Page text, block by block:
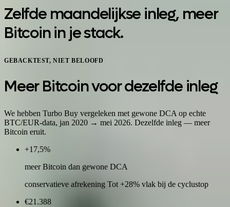
Zelfde maandelijkse inleg, meer
Bitcoin in je stack.
GEBACKTEST, NIET BELOOFD
Meer Bitcoin voor dezelfde inleg
We hebben Turbo Buy vergeleken met gewone DCA op echte
BTC/EUR-data, jan 2020 → mei 2026. Dezelfde inleg — meer
Bitcoin eruit.
+17,5%
meer Bitcoin dan gewone DCA
conservatieve afrekening Tot +28% vlak bij de cyclustop
€21.388